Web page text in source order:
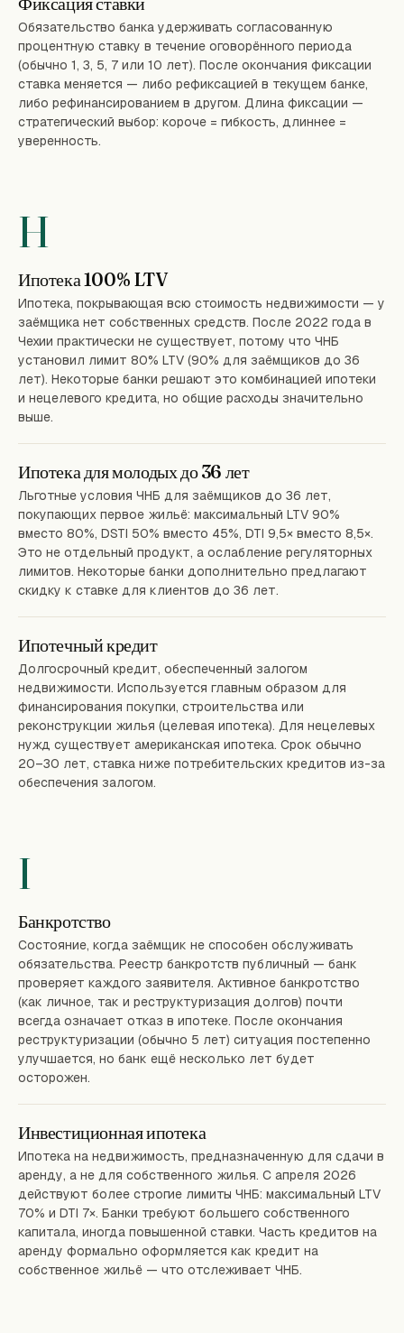
Обязательство банка удерживать согласованную
процентную ставку в течение оговорённого периода
(обычно 1, 3, 5, 7 или 10 лет). После окончания фиксации
ставка меняется — либо рефиксацией в текущем банке,
либо рефинансированием в другом. Длина фиксации —
стратегический выбор: короче = гибкость, длиннее =
уверенность.
H
Ипотека 100% LTV
Ипотека, покрывающая всю стоимость недвижимости — у
заёмщика нет собственных средств. После 2022 года в
Чехии практически не существует, потому что ЧНБ
установил лимит 80% LTV (90% для заёмщиков до 36
лет). Некоторые банки решают это комбинацией ипотеки
и нецелевого кредита, но общие расходы значительно
выше.
Ипотека для молодых до 36 лет
Льготные условия ЧНБ для заёмщиков до 36 лет,
покупающих первое жильё: максимальный LTV 90%
вместо 80%, DSTI 50% вместо 45%, DTI 9,5× вместо 8,5×.
Это не отдельный продукт, а ослабление регуляторных
лимитов. Некоторые банки дополнительно предлагают
скидку к ставке для клиентов до 36 лет.
Ипотечный кредит
Долгосрочный кредит, обеспеченный залогом
недвижимости. Используется главным образом для
финансирования покупки, строительства или
реконструкции жилья (целевая ипотека). Для нецелевых
нужд существует американская ипотека. Срок обычно
20–30 лет, ставка ниже потребительских кредитов из-за
обеспечения залогом.
I
Банкротство
Состояние, когда заёмщик не способен обслуживать
обязательства. Реестр банкротств публичный — банк
проверяет каждого заявителя. Активное банкротство
(как личное, так и реструктуризация долгов) почти
всегда означает отказ в ипотеке. После окончания
реструктуризации (обычно 5 лет) ситуация постепенно
улучшается, но банк ещё несколько лет будет
осторожен.
Инвестиционная ипотека
Ипотека на недвижимость, предназначенную для сдачи в
аренду, а не для собственного жилья. С апреля 2026
действуют более строгие лимиты ЧНБ: максимальный LTV
70% и DTI 7×. Банки требуют большего собственного
капитала, иногда повышенной ставки. Часть кредитов на
аренду формально оформляется как кредит на
собственное жильё — что отслеживает ЧНБ.